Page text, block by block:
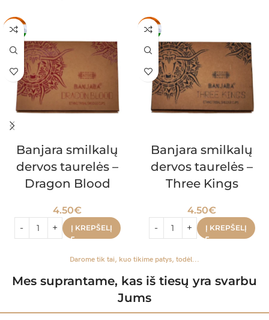
Banjara smilkalų
dervos taurelės –
Dragon Blood
4.50€
Į KREPŠELĮ
Banjara smilkalų
dervos taurelės –
Three Kings
4.50€
Į KREPŠELĮ
Darome tik tai, kuo tikime patys, todėl...
Mes suprantame, kas iš tiesų yra svarbu
Jums